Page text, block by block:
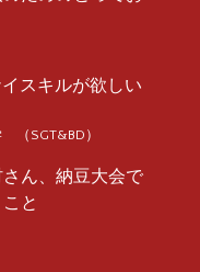
スキルが欲しい
（SGT&BD）
ん、納豆大会で
と